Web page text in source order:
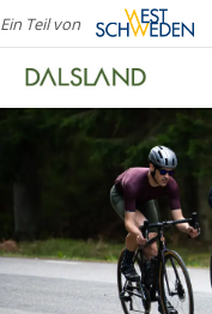
Ein Teil von